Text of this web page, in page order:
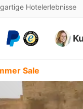
Hotelerlebnisse
Sale